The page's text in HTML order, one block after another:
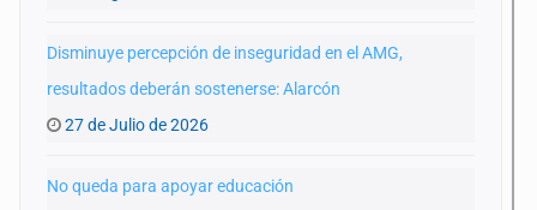
Disminuye percepción de inseguridad en el AMG,
resultados deberán sostenerse: Alarcón
27 de Julio de 2026
No queda para apoyar educación